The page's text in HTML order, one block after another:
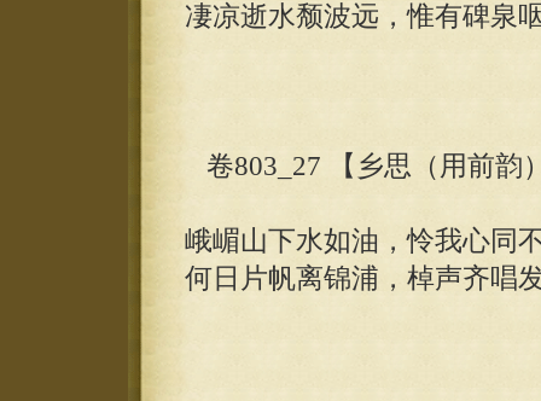
凄凉逝水颓波远，惟有碑泉
卷803_27 【乡思（用前韵
峨嵋山下水如油，怜我心同
何日片帆离锦浦，棹声齐唱